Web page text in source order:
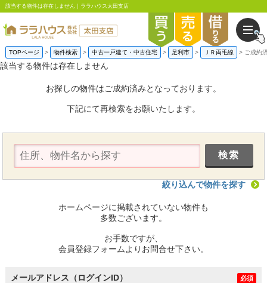
該当する物件は存在しません｜ララハウス太田支店
TOPページ 物件検索 中古一戸建て・中古住宅 足利市 ＪＲ両毛線 ご成約
該当する物件は存在しません
お探しの物件はご成約済みとなっております。
下記にて再検索をお願いたします。
絞り込んで物件を探す
ホームページに掲載されていない物件も
多数ございます。
お手数ですが、
会員登録フォームよりお問合せ下さい。
メールアドレス（ログインID） 必須